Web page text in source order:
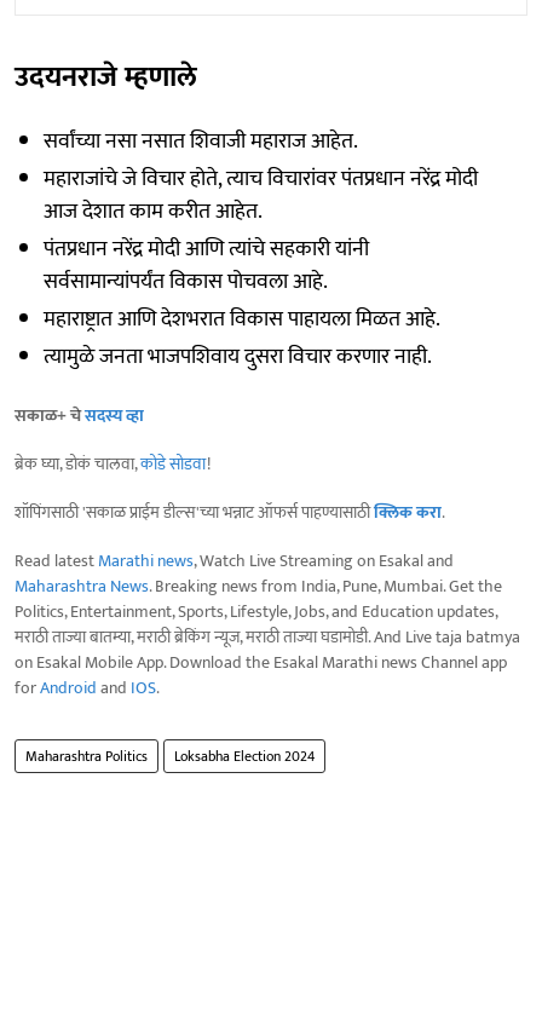
उदयनराजे म्हणाले
सर्वांच्या नसा नसात शिवाजी महाराज आहेत.
महाराजांचे जे विचार होते, त्याच विचारांवर पंतप्रधान नरेंद्र मोदी
आज देशात काम करीत आहेत.
पंतप्रधान नरेंद्र मोदी आणि त्यांचे सहकारी यांनी
सर्वसामान्यांपर्यंत विकास पोचवला आहे.
महाराष्ट्रात आणि देशभरात विकास पाहायला मिळत आहे.
त्यामुळे जनता भाजपशिवाय दुसरा विचार करणार नाही.
सकाळ+ चेसदस्य व्हा
ब्रेक घ्या, डोकं चालवा,कोडे सोडवा!
शॉपिंगसाठी 'सकाळ प्राईम डील्स'च्या भन्नाट ऑफर्स पाहण्यासाठीक्लिक करा.
Read latestMarathi news, Watch Live Streaming on Esakal and
Maharashtra News. Breaking news from India, Pune, Mumbai. Get the
Politics, Entertainment, Sports, Lifestyle, Jobs, and Education updates,
मराठी ताज्या बातम्या, मराठी ब्रेकिंग न्यूज, मराठी ताज्या घडामोडी. And Live taja batmya
on Esakal Mobile App. Download the Esakal Marathi news Channel app
forAndroidand IOS.
Maharashtra Politics Loksabha Election 2024